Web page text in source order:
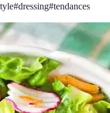
#dressing#tendances